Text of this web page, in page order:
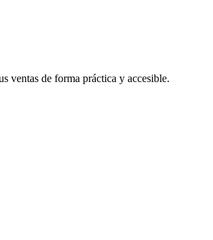
ventas de forma práctica y accesible.